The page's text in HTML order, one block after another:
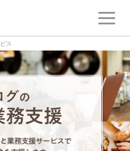
ス
食べログの集客
食べログの集